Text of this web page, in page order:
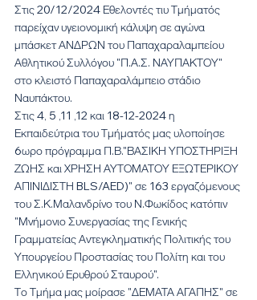
Στις 20/12/2024 Εθελοντές τιυ Τμήματός
παρείχαν υγειονομική κάλυψη σε αγώνα
μπάσκετ ΑΝΔΡΩΝ του Παπαχαραλαμπείου
Αθλητικού Συλλόγου "Π.Α.Σ. ΝΑΥΠΑΚΤΟΥ"
στο κλειστό Παπαχαραλάμπειο στάδιο
Ναυπάκτου.
Στις 4, 5 ,11 ,12 και 18-12-2024 η
Εκπαιδεύτρια του Τμήματός μας υλοποίησε
6ωρο πρόγραμμα Π.Β."ΒΑΣΙΚΗ ΥΠΟΣΤΗΡΙΞΗ
ΖΩΗΣ και ΧΡΗΣΗ ΑΥΤΟΜΑΤΟΥ ΕΞΩΤΕΡΙΚΟΥ
ΑΠΙΝΙΔΙΣΤΗ BLS/AED)" σε 163 εργαζόμενους
του Σ.Κ.Μαλανδρίνο του Ν.Φωκίδος κατόπιν
"Μνήμονιο Συνεργασίας της Γενικής
Γραμματείας Αντεγκληματικής Πολιτικής του
Υπουργείου Προστασίας του Πολίτη και του
Ελληνικού Ερυθρού Σταυρού".
Το Τμήμα μας μοίρασε "ΔΕΜΑΤΑ ΑΓΑΠΗΣ" σε